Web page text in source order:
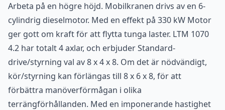
Arbeta på en högre höjd. Mobilkranen drivs av en 6-
cylindrig dieselmotor. Med en effekt på 330 kW Motor
ger gott om kraft för att flytta tunga laster. LTM 1070
4.2 har totalt 4 axlar, och erbjuder Standard-
drive/styrning val av 8 x 4 x 8. Om det är nödvändigt,
kör/styrning kan förlängas till 8 x 6 x 8, för att
förbättra manöverförmågan i olika
terrängförhållanden. Med en imponerande hastighet